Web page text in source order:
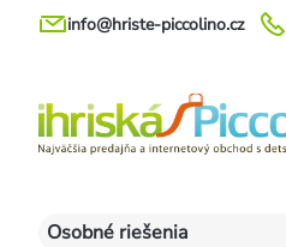
Prejsť
info@hriste-piccolino.cz
Osobné riešenia